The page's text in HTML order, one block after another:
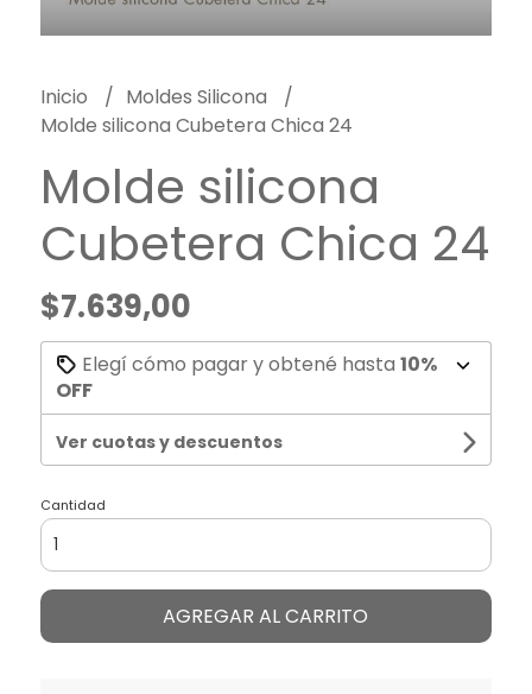
Inicio
Moldes Silicona
Molde silicona Cubetera Chica 24
Molde silicona
Cubetera Chica 24
$7.639,00
Elegí cómo pagar y obtené hasta 10%
OFF
Ver cuotas y descuentos
Cantidad
AGREGAR AL CARRITO